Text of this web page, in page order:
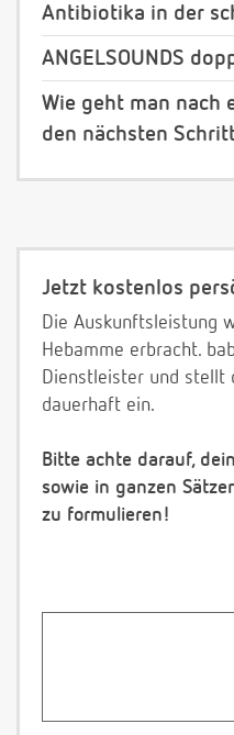
Antibiotika in der
ANGELSOUNDS
Wie geht man nach
den nächsten
Jetzt kostenlos
Die Auskunftsleistung
Hebamme erbracht.
Dienstleister und stellt
dauerhaft ein.
Bitte achte darauf,
sowie in ganzen
zu formulieren!